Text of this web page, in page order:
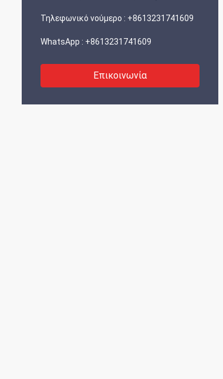
Τηλεφωνικό νούμερο : +8613231741609
WhatsApp : +8613231741609
Επικοινωνία